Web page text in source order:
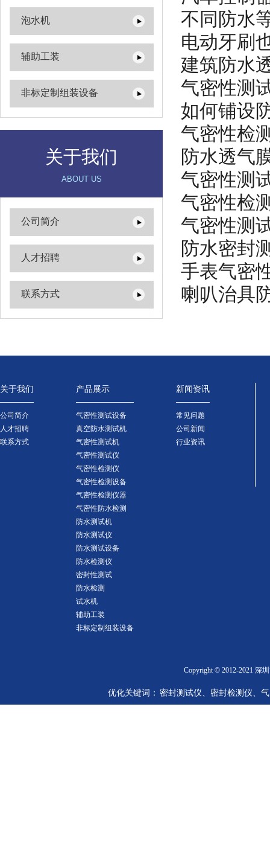
泡水机
辅助工装
非标定制组装设备
关于我们
ABOUT US
公司简介
人才招聘
联系方式
不同防水
电动牙刷
建筑防水
气密性测
如何铺设
气密性检
防水透气
气密性测
气密性检
气密性测
防水密封
手表气密
喇叭治具
关于我们
公司简介
人才招聘
联系方式
产品展示
气密性测试设备
真空防水测试机
气密性测试机
气密性测试仪
气密性检测仪
气密性检测设备
气密性检测仪器
气密性防水检测
防水测试机
防水测试仪
防水测试设备
防水检测仪
密封性测试
防水检测
试水机
辅助工装
非标定制组装设备
新闻资讯
常见问题
公司新闻
行业资讯
Copyright © 2012-2021 深
优化关键词： 密封测试仪、密封检测仪、